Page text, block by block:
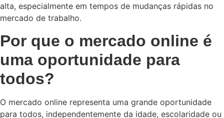
alta, especialmente em tempos de mudanças rápidas no
mercado de trabalho.
Por que o mercado online é
uma oportunidade para
todos?
O mercado online representa uma grande oportunidade
para todos, independentemente da idade, escolaridade ou